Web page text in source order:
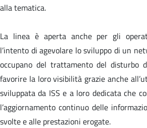
alla tematica.
La linea è aperta anche per gli
l’intento di agevolare lo sviluppo di un
occupano del trattamento del disturbo
favorire la loro visibilità grazie anche
sviluppata da ISS e a loro dedicata che
l’aggiornamento continuo delle
svolte e alle prestazioni erogate.